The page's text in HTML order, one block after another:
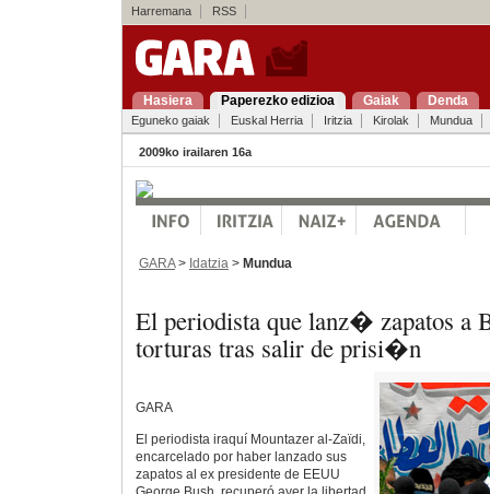
Harremana RSS
Hasiera Paperezko edizioa Gaiak Denda
Eguneko gaiak Euskal Herria Iritzia Kirolak Mundua
2009ko irailaren 16a
GARA> Idatzia > Mundua
El periodista que lanz� zapatos a
torturas tras salir de prisi�n
GARA
El periodista iraquí Mountazer al-Zaïdi,
encarcelado por haber lanzado sus
zapatos al ex presidente de EEUU